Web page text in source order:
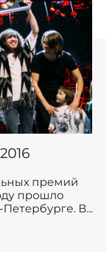
премий
прошло
В...